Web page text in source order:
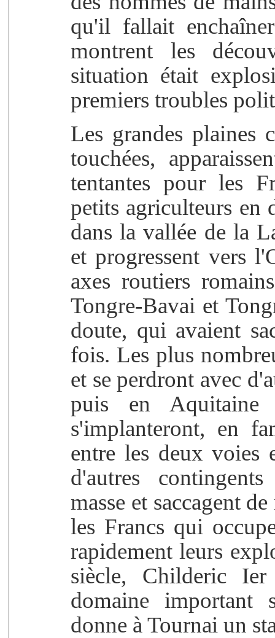
qu'il fallait
montrent les
situation était
premiers troubles
Les grandes plaines
touchées,
tentantes pour les
petits agriculteurs
dans la vallée de la
et progressent vers
axes routiers
Tongre-Bavai et
doute, qui avaient
fois. Les plus
et se perdront avec
puis en Aquitaine
s'implanteront, en
entre les deux voies
d'autres
masse et saccagent
les Francs qui
rapidement leurs
siècle, Childeric
domaine
donne à Tournai un